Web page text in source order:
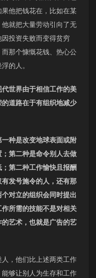
他把钱花在，比如在某
就把大量劳动引向了无
投资失败而变得贫穷
那个慷慨花钱、热心公
的人。
代世界由于相信工作的美
道路在于有组织地减少
种是改变地球表面或附
第二种是命令别人去做
第二种工作愉快且报酬
发号施令的人，还有那
对立的组织会同时提出
所需的技能不是对相关
艺术，也就是广告的艺
，他们比上述两类工作
够让别人为生存和工作